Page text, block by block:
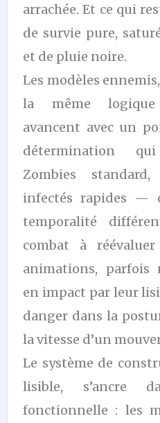
arrachée. Et ce qui
de survie pure,
et de pluie noire.
Les modèles
la même
avancent avec un
détermination
Zombies standard,
infectés rapides —
temporalité
combat à
animations, parfois
en impact par leur
danger dans la
la vitesse d’un
Le système de
lisible, s’ancre
fonctionnelle : les